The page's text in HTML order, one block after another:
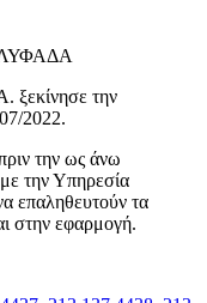
την
2022.
πριν την ως άνω
με την Υπηρεσία
επαληθευτούν τα
στην εφαρμογή.